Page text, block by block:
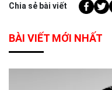
Chia sẻ bài viết
BÀI VIẾT MỚI NHẤT